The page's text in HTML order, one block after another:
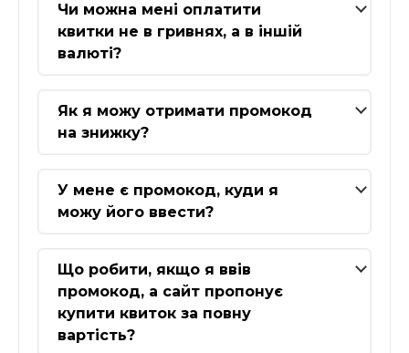
Чи можна мені оплатити
квитки не в гривнях, а в іншій
валюті?
Як я можу отримати промокод
на знижку?
У мене є промокод, куди я
можу його ввести?
Що робити, якщо я ввів
промокод, а сайт пропонує
купити квиток за повну
вартість?